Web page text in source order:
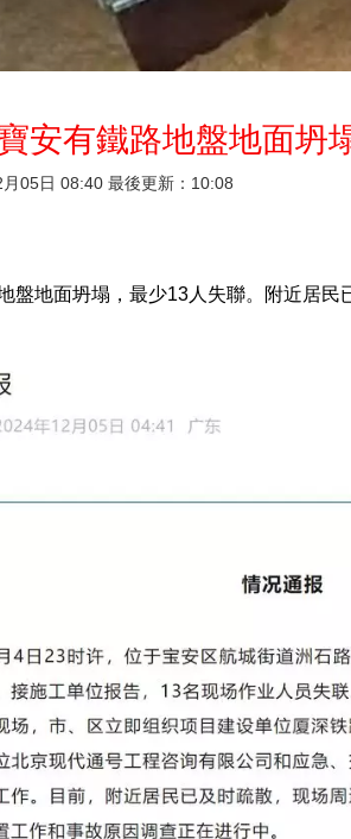
安有鐵路地盤地面坍
05日 08:40 最後更新：10:08
盤地面坍塌，最少13人失聯。附近居民